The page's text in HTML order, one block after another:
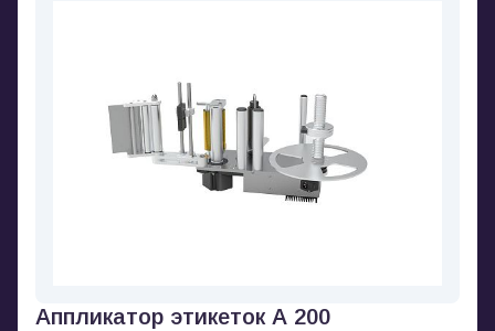
Аппликатор этикеток А 200